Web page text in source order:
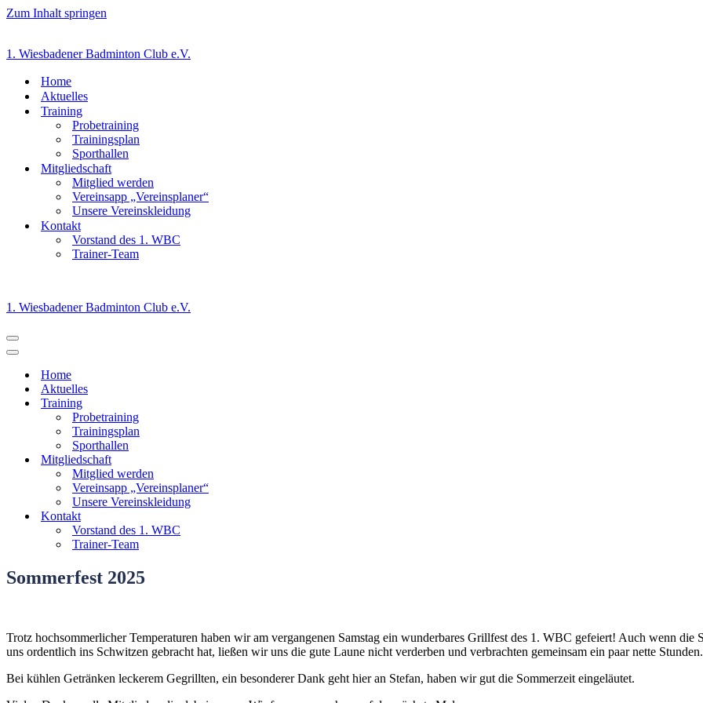
Zum Inhalt springen
1. Wiesbadener Badminton Club e.V.
Home
Aktuelles
Training
Probetraining
Trainingsplan
Sporthallen
Mitgliedschaft
Mitglied werden
Vereinsapp „Vereinsplaner“
Unsere Vereinskleidung
Kontakt
Vorstand des 1. WBC
Trainer-Team
1. Wiesbadener Badminton Club e.V.
Navigationsmenü
Navigationsmenü
Home
Aktuelles
Training
Probetraining
Trainingsplan
Sporthallen
Mitgliedschaft
Mitglied werden
Vereinsapp „Vereinsplaner“
Unsere Vereinskleidung
Kontakt
Vorstand des 1. WBC
Trainer-Team
Sommerfest 2025
Trotz hochsommerlicher Temperaturen haben wir am vergangenen Samstag ein wunderbares Grillfest des 1. WBC gefeiert! Auch wenn die
uns ordentlich ins Schwitzen gebracht hat, ließen wir uns die gute Laune nicht verderben und verbrachten gemeinsam ein paar nette Stunden.
Bei kühlen Getränken leckerem Gegrillten, ein besonderer Dank geht hier an Stefan, haben wir gut die Sommerzeit eingeläutet.